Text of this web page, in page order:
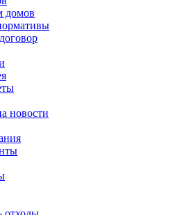
домов
новости